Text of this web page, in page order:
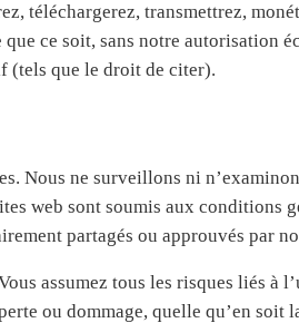
téléchargerez, transmettrez,
ce soit, sans notre autorisation
(tels que le droit de citer).
Nous ne surveillons ni
web sont soumis aux conditions
partagés ou approuvés par
assumez tous les risques liés à
ou dommage, quelle qu’en soit